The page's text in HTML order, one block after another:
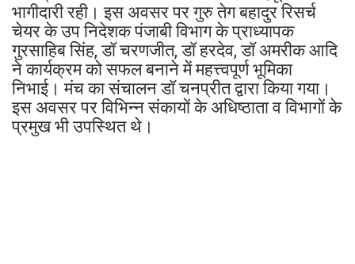
भागीदारी रही। इस अवसर पर गुरु तेग बहादुर रिसर्च
चेयर के उप निदेशक पंजाबी विभाग के प्राध्यापक
गुरसाहिब सिंह, डॉ चरणजीत, डॉ हरदेव, डॉ अमरीक आदि
ने कार्यक्रम को सफल बनाने में महत्त्वपूर्ण भूमिका
निभाई। मंच का संचालन डॉ चनप्रीत द्वारा किया गया।
इस अवसर पर विभिन्न संकायों के अधिष्ठाता व विभागों के
प्रमुख भी उपस्थित थे।